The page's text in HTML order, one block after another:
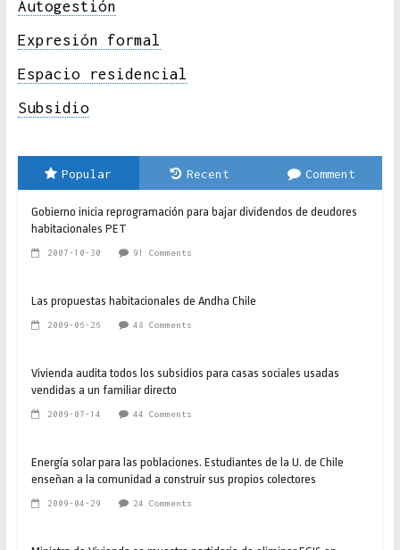
Autogestión
Expresión formal
Espacio residencial
Subsidio
Popular Recent Comment
Gobierno inicia reprogramación para bajar dividendos de deudores
habitacionales PET
2007-10-30 91 Comments
Las propuestas habitacionales de Andha Chile
2009-06-26 48 Comments
Vivienda audita todos los subsidios para casas sociales usadas
vendidas a un familiar directo
2009-07-14 44 Comments
Energía solar para las poblaciones. Estudiantes de la U. de Chile
enseñan a la comunidad a construir sus propios colectores
2009-04-29 24 Comments